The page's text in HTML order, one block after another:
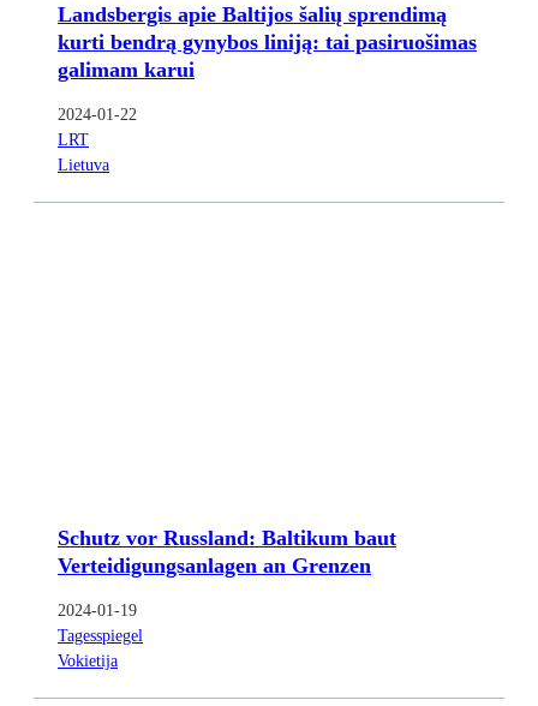
Landsbergis apie Baltijos šalių sprendimą
kurti bendrą gynybos liniją: tai pasiruošimas
galimam karui
2024-01-22
LRT
Lietuva
Schutz vor Russland: Baltikum baut
Verteidigungsanlagen an Grenzen
2024-01-19
Tagesspiegel
Vokietija